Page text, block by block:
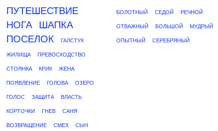
ПУТЕШЕСТВИЕ
НОГА
ШАПКА
ПОСЕЛОК
ГАЛСТУК
ЖИЛИЩА ПРЕВОСХОДСТВО
СТОЯНКА КРИК ЖЕНА
ПОЯВЛЕНИЕ ГОЛОВА ОЗЕРО
ГОЛОС ЗАЩИТА ВЛАСТЬ
КОРТОЧКИ ГНЕВ САНЯ
ВОЗВРАЩЕНИЕ СМЕХ СЫН
БОЛОТНЫЙ СЕДОЙ РЕЧНОЙ
ОТВАЖНЫЙ БОЛЬШОЙ МУДРЫЙ
ОПЫТНЫЙ СЕРЕБРЯНЫЙ